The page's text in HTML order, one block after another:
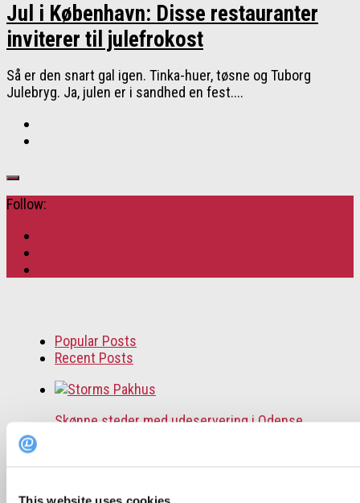
Jul i København: Disse restauranter
inviterer til julefrokost
Så er den snart gal igen. Tinka-huer, tøsne og Tuborg
Julebryg. Ja, julen er i sandhed en fest....
Follow:
Popular Posts
Recent Posts
Skønne steder med udeservering i Odense